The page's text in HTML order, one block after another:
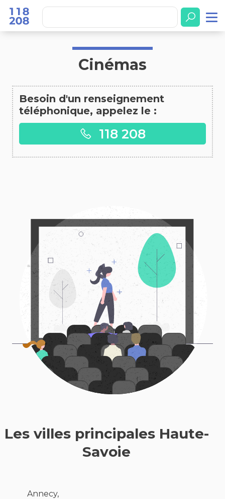
Accueil
Cinémas
Besoin d'un renseignement
téléphonique, appelez le :
118 208
Les villes principales Haute-
Savoie
Annecy,